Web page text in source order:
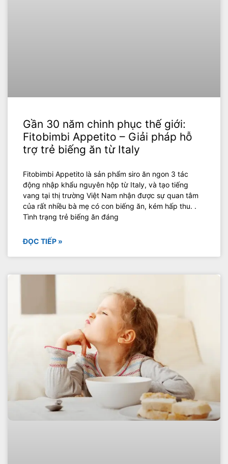
Gần 30 năm chinh phục thế giới:
Fitobimbi Appetito – Giải pháp hỗ
trợ trẻ biếng ăn từ Italy
Fitobimbi Appetito là sản phẩm siro ăn ngon 3 tác
động nhập khẩu nguyên hộp từ Italy, và tạo tiếng
vang tại thị trường Việt Nam nhận được sự quan tâm
của rất nhiều bà mẹ có con biếng ăn, kém hấp thu. .
Tình trạng trẻ biếng ăn đáng
ĐỌC TIẾP »